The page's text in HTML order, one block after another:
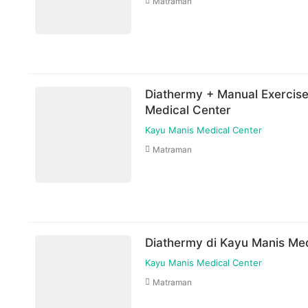
selama jadwal dokter tersedia
Syarat dan ketentuan dapat berubah
Harga paket sudah termasuk biaya
Diathermy + Manual
Medical Center
Kayu Manis Medical Center
Matraman
Diathermy di Kayu Manis
Kayu Manis Medical Center
Matraman